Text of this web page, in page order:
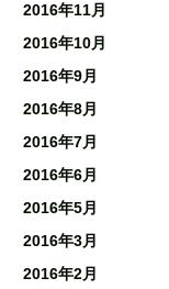
2016年11月
2016年10月
2016年9月
2016年8月
2016年7月
2016年6月
2016年5月
2016年3月
2016年2月